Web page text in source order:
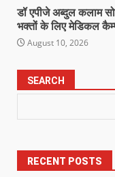
डॉ एपीजे अब्दुल कलाम
भक्तों के लिए मेडिकल
August 10, 2026
SEARCH
RECENT POSTS